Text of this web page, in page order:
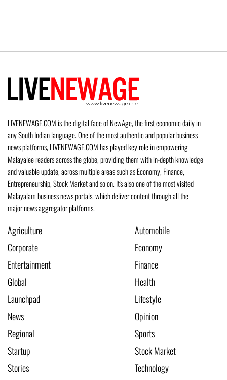
LIVENEWAGE.COM is the digital face of NewAge, the first economic daily in
any South Indian language. One of the most authentic and popular business
news platforms, LIVENEWAGE.COM has played key role in empowering
Malayalee readers across the globe, providing them with in-depth knowledge
and valuable update, across multiple areas such as Economy, Finance,
Entrepreneurship, Stock Market and so on. It's also one of the most visited
Malayalam business news portals, which deliver content through all the
major news aggregator platforms.
Agriculture
Automobile
Corporate
Economy
Entertainment
Finance
Global
Health
Launchpad
Lifestyle
News
Opinion
Regional
Sports
Startup
Stock Market
Stories
Technology